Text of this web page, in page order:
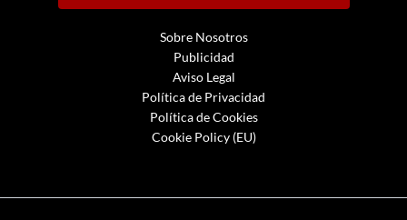
Sobre Nosotros
Publicidad
Aviso Legal
Política de Privacidad
Política de Cookies
Cookie Policy (EU)